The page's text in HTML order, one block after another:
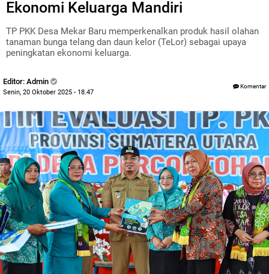
Ekonomi Keluarga Mandiri
TP PKK Desa Mekar Baru memperkenalkan produk hasil olahan
tanaman bunga telang dan daun kelor (TeLor) sebagai upaya
peningkatan ekonomi keluarga.
Editor: Admin
Senin, 20 Oktober 2025 - 18.47
Komentar